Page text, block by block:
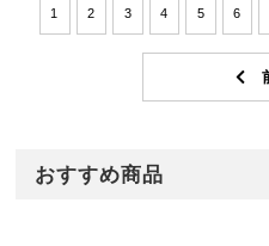
1 2 3 4 5 6
おすすめ商品